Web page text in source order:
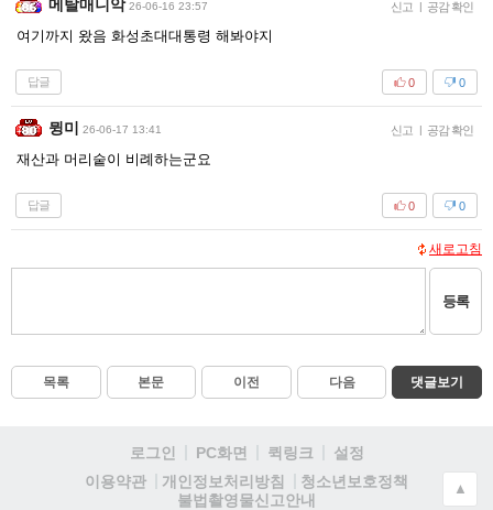
메탈매니악 26-06-16 23:57 신고 | 공감 확인
여기까지 왔음 화성초대대통령 해봐야지
답글 0
0
뮝미 26-06-17 13:41 신고 | 공감 확인
재산과 머리숱이 비례하는군요
답글 0
0
새로고침
등록
목록 본문 이전 다음 댓글보기
로그인 PC화면 퀵링크
설정
이용약관
개인정보처리방침
청소년보호정책
불법촬영물신고안내
▲